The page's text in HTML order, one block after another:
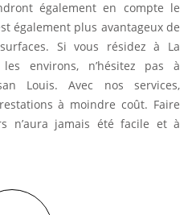
également en compte le
également plus avantageux de
Si vous résidez à La
environs, n’hésitez pas à
Louis. Avec nos services,
à moindre coût. Faire
n’aura jamais été facile et à